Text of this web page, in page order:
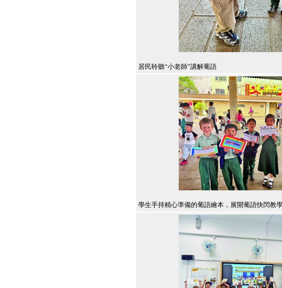
居民聆聽“小老師”講解葡語
學生手持精心準備的葡語繪本，展開葡語快閃教